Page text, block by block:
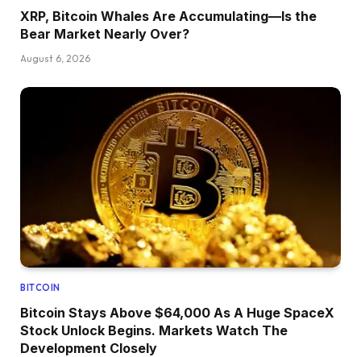
XRP, Bitcoin Whales Are Accumulating—Is the
Bear Market Nearly Over?
August 6, 2026
BITCOIN
Bitcoin Stays Above $64,000 As A Huge SpaceX
Stock Unlock Begins. Markets Watch The
Development Closely